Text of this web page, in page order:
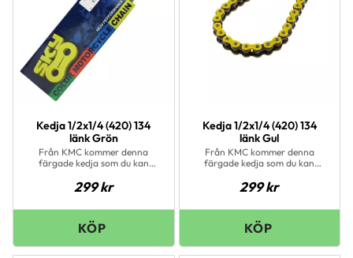
Kedja 1/2x1/4 (420) 134
länk Grön
Från KMC kommer denna
färgade kedja som du kan
din hoj mer unik. Modell: 420
Antal länkar: 134 Färg: Grön
Kedjelås medföljer
299kr
Kedja 1/2x1/4 (420) 134
länk Gul
Från KMC kommer denna
färgade kedja som du kan
din hoj mer unik. Modell: 420
Antal länkar: 134 Färg: Gul
Kedjelås medföljer
299kr